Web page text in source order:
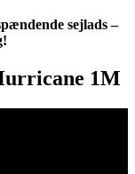
sejlads –
1M